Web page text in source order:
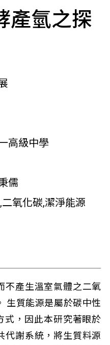
產氫之探
高級中學
儒
氧化碳,潔淨能源
不產生溫室氣體之二氧
生質能源是屬於碳中性
式，因此本研究著眼於
代謝系統，將生質料源